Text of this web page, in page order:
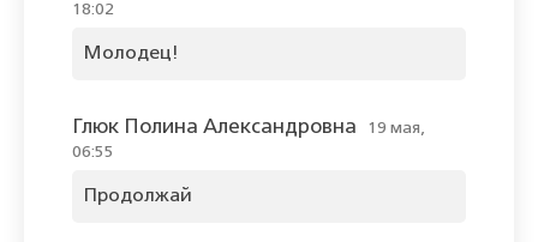
18:02
Молодец!
Глюк Полина Александровна
19 мая,
06:55
Продолжай